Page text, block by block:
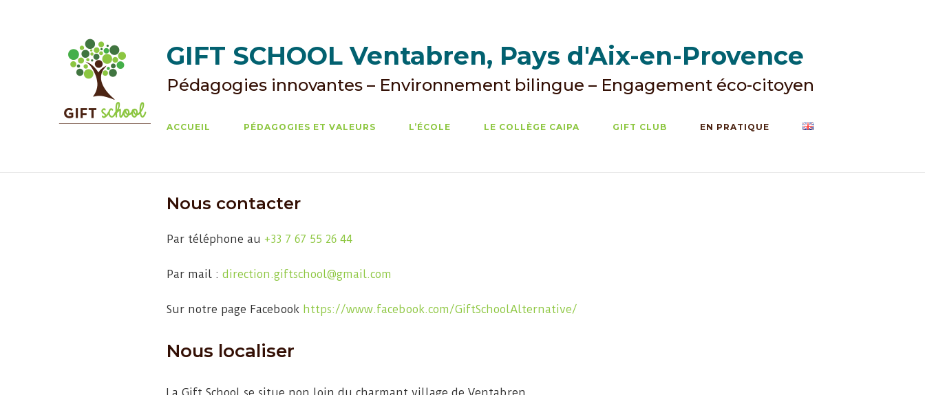
GIFT SCHOOL Ventabren, Pays d'Aix-en-Provence
Pédagogies innovantes – Environnement bilingue – Engagement éco-citoyen
ACCUEIL PÉDAGOGIES ET VALEURS L’ÉCOLE LE COLLÈGE CAIPA GIFT CLUB EN PRATIQUE
Nous contacter
Par téléphone au +33 7 67 55 26 44
Par mail : direction.giftschool@gmail.com
Sur notre page Facebook https://www.facebook.com/GiftSchoolAlternative/
Nous localiser